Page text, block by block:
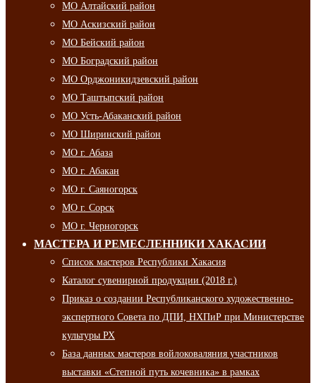
МО Алтайский район
МО Аскизский район
МО Бейский район
МО Боградский район
МО Орджоникидзевский район
МО Таштыпский район
МО Усть-Абаканский район
МО Ширинский район
МО г. Абаза
МО г. Абакан
МО г. Саяногорск
МО г. Сорск
МО г. Черногорск
МАСТЕРА И РЕМЕСЛЕННИКИ ХАКАСИИ
Список мастеров Республики Хакасия
Каталог сувенирной продукции (2018 г.)
Приказ о создании Республиканского художественно-
экспертного Совета по ДПИ, НХПиР при Министерстве
культуры РХ
База данных мастеров войлоковаляния участников
выставки «Степной путь кочевника» в рамках